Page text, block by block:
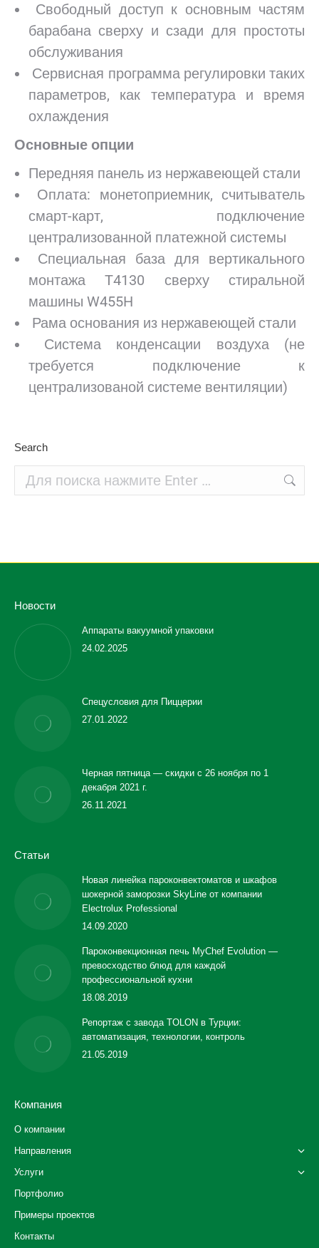
Свободный доступ к основным частям
барабана сверху и сзади для простоты
обслуживания
Сервисная программа регулировки таких
параметров, как температура и время
охлаждения
Основные опции
Передняя панель из нержавеющей стали
Оплата: монетоприемник, считыватель
смарт-карт, подключение
централизованной платежной системы
Специальная база для вертикального
монтажа T4130 сверху стиральной
машины W455H
Рама основания из нержавеющей стали
Система конденсации воздуха (не
требуется подключение к
централизованой системе вентиляции)
Search
Новости
Аппараты вакуумной упаковки
24.02.2025
Спецусловия для Пиццерии
27.01.2022
Черная пятница — скидки с 26 ноября по 1
декабря 2021 г.
26.11.2021
Статьи
Новая линейка пароконвектоматов и шкафов
шокерной заморозки SkyLine от компании
Electrolux Professional
14.09.2020
Пароконвекционная печь MyChef Evolution —
превосходство блюд для каждой
профессиональной кухни
18.08.2019
Репортаж с завода TOLON в Турции:
автоматизация, технологии, контроль
21.05.2019
Компания
О компании
Направления
Услуги
Портфолио
Примеры проектов
Контакты